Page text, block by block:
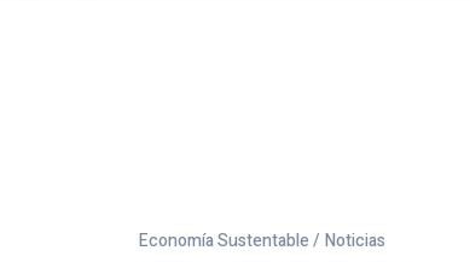
Economía Sustentable / Noticias